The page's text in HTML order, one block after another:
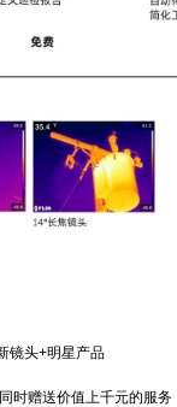
头+明星产品
赠送价值上千元的服务